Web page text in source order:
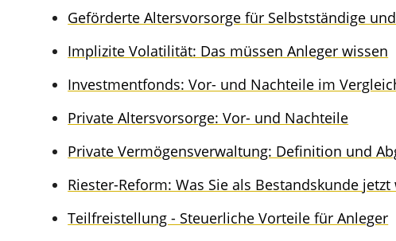
Geför­der­te Alters­vor­sor­ge für Selbst­stän­di­ge
Impli­zi­te Volati­li­tät: Das müssen Anleger wissen
Invest­ment­fonds: Vor- und Nachtei­le im
Priva­te Alters­vor­sor­ge: Vor- und Nachteile
Priva­te Vermö­gens­ver­wal­tung: Defini­ti­on und
Riester-Reform: Was Sie als Bestands­kun­de
Teilfrei­stel­lung - Steuer­li­che Vortei­le für Anleger